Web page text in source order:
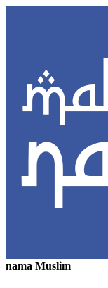
nama Muslim